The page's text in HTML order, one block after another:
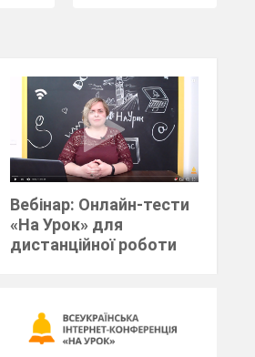
Вебінар: Онлайн-тести
«На Урок» для
дистанційної роботи